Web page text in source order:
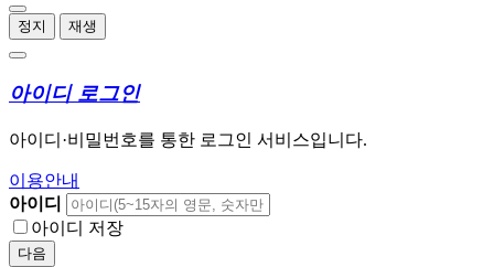
정지 재생
아이디 로그인
아이디·비밀번호를 통한 로그인 서비스입니다.
이용안내
아이디
아이디 저장
다음